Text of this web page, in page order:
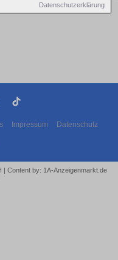
Datenschutzerklärung
Impressum Datenschutz
Content by: 1A-Anzeigenmarkt.de